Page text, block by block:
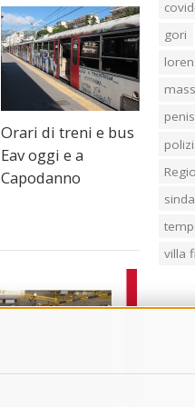
Orari di treni e bus
Eav oggi e a
Capodanno
gori
villa